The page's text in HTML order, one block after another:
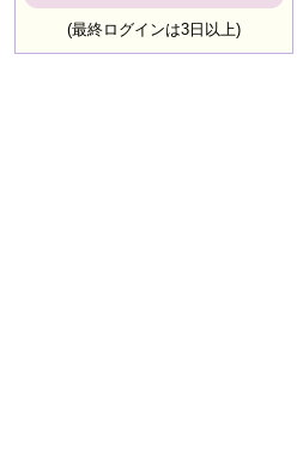
(最終ログインは3日以上)